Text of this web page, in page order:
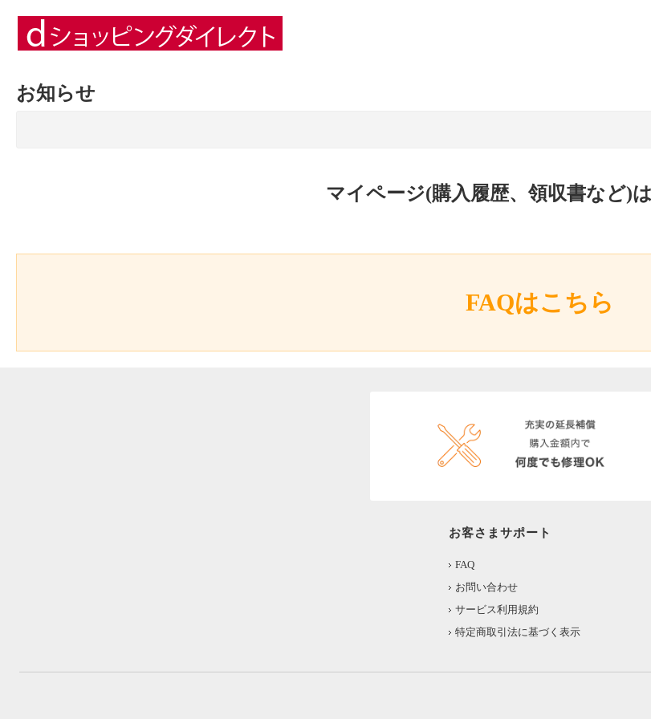
お知らせ
マイページ(購入履歴、領収書など)は
FAQはこちら
お客さまサポート
FAQ
お問い合わせ
サービス利用規約
特定商取引法に基づく表示